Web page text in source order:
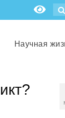
Научная